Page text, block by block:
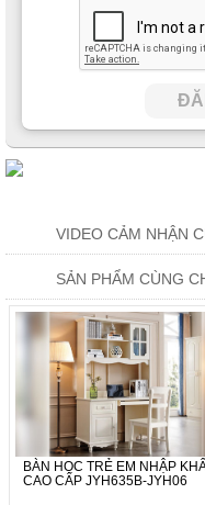
VIDEO CẢM NHẬN
SẢN PHẨM CÙNG
BÀN HỌC TRẺ EM NHẬP
CAO CẤP JYH635B-JYH06